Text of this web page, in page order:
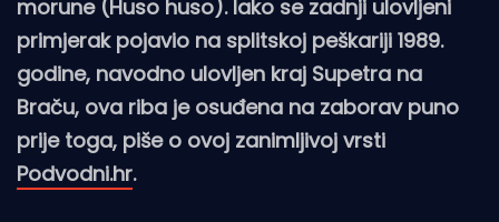
morune (Huso huso). Iako se zadnji ulovljeni
primjerak pojavio na splitskoj peškariji 1989.
godine, navodno ulovljen kraj Supetra na
Braču, ova riba je osuđena na zaborav puno
prije toga, piše o ovoj zanimljivoj vrsti
Podvodni.hr.